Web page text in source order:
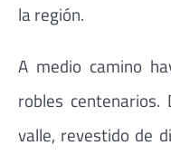
la región.
A medio camino
robles
valle, revestido de